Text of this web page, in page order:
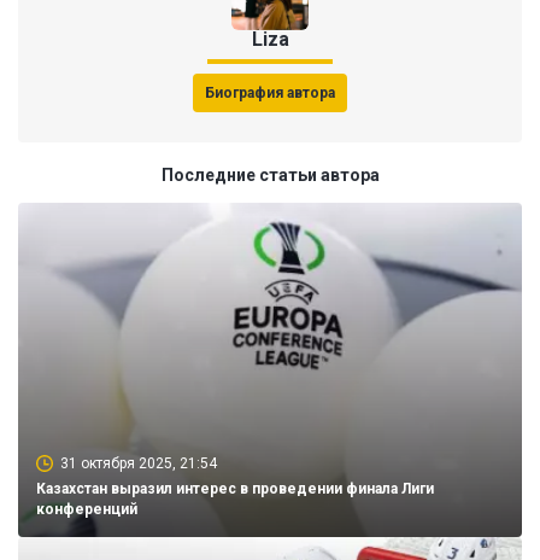
Liza
Биография автора
Последние статьи автора
31 октября 2025, 21:54
Казахстан выразил интерес в проведении финала Лиги
конференций